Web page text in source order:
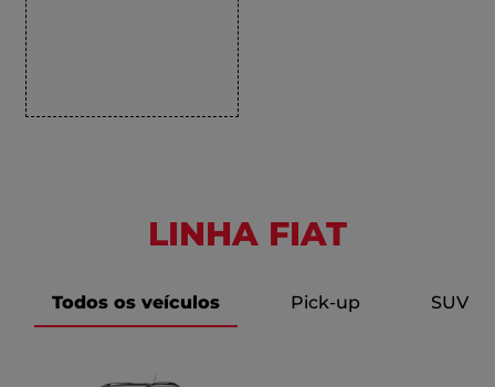
LINHA FIAT
Todos os veículos Pick-up SUV